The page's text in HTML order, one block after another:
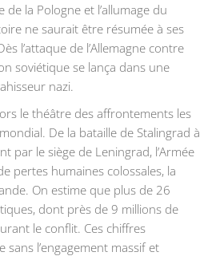
de la Pologne et l’allumage du
ne saurait être résumée à ses
l’attaque de l’Allemagne contre
soviétique se lança dans une
nazi.
le théâtre des affrontements les
De la bataille de Stalingrad à
par le siège de Leningrad, l’Armée
pertes humaines colossales, la
On estime que plus de 26
dont près de 9 millions de
le conflit. Ces chiffres
l’engagement massif et